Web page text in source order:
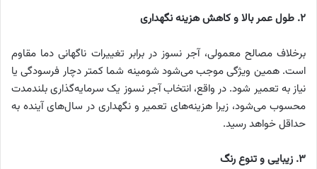
۲. طول عمر بالا و کاهش هزینه نگهداری
برخلاف مصالح معمولی، آجر نسوز در برابر تغییرات ناگهانی دما مقاوم
است. همین ویژگی موجب می‌شود شومینه شما کمتر دچار فرسودگی یا
نیاز به تعمیر شود. در واقع، انتخاب آجر نسوز یک سرمایه‌گذاری بلندمدت
محسوب می‌شود، زیرا هزینه‌های تعمیر و نگهداری در سال‌های آینده به
حداقل خواهد رسید.
۳. زیبایی و تنوع رنگ